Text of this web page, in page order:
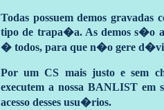
Todas possuem demos gravadas
tipo de trapa�a. As demos s�o
� todos, para que n�o gere
Por um CS mais justo e sem
executem a nossa BANLIST
acesso desses usu�rios.